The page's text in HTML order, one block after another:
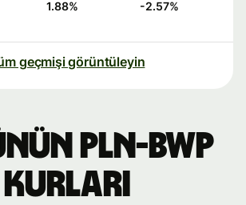
1.88% -2.57%
geçmişi görüntüleyin
PLN-BWP
kurları